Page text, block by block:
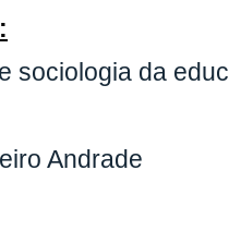
sociologia da
Andrade